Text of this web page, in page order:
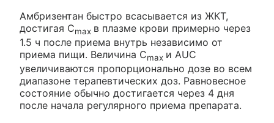
Амбризентан быстро всасывается из ЖКТ,
достигая Cmax в плазме крови примерно через
1.5 ч после приема внутрь независимо от
приема пищи. Величина Cmax и AUC
увеличиваются пропорционально дозе во всем
диапазоне терапевтических доз. Равновесное
состояние обычно достигается через 4 дня
после начала регулярного приема препарата.